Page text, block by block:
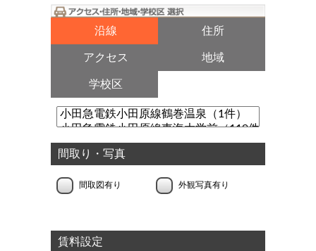
沿線 住所
アクセス 地域
学校区
間取り・写真
間取図有り 外観写真有り
賃料設定